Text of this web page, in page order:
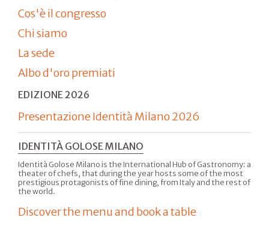
Cos'è il congresso
Chi siamo
La sede
Albo d'oro premiati
EDIZIONE 2026
Presentazione Identità Milano 2026
IDENTITÀ GOLOSE MILANO
Identità Golose Milano is the International Hub of Gastronomy: a
theater of chefs, that during the year hosts some of the most
prestigious protagonists of fine dining, from Italy and the rest of
the world.
Discover the menu and book a table